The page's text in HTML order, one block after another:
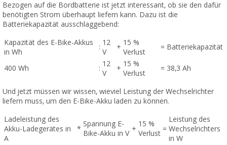
Bezogen auf die Bordbatterie ist jetzt interessant, ob sie den dafür
benötigten Strom überhaupt liefern kann. Dazu ist die
Batteriekapazität ausschlaggebend:
Kapazität des E-Bike-Akkus
in Wh
:
12
V
+
15 %
Verlust
= Batteriekapazität
400 Wh :
12
V
+
15 %
Verlust
= 38,3 Ah
Und jetzt müssen wir wissen, wieviel Leistung der Wechselrichter
liefern muss, um den E-Bike-Akku laden zu können.
Ladeleistung des
Akku-Ladegerätes in
A
*
Spannung E-
Bike-Akku in V
+
15 %
Verlust
=
Leistung des
Wechselrichters
in W